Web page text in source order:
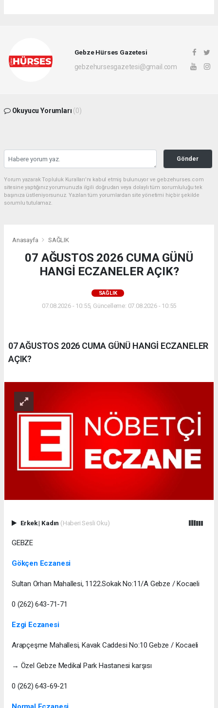
Gebze Hürses Gazetesi
gebzehursesgazetesi@gmail.com
Okuyucu Yorumları (0)
Gönder
Yorum yazarak Topluluk Kuralları’nı kabul etmiş bulunuyor ve gebzehurses.com
sitesine yaptığınız yorumunuzla ilgili doğrudan veya dolaylı tüm sorumluluğu tek
başınıza üstleniyorsunuz. Yazılan tüm yorumlardan site yönetimi hiçbir şekilde
sorumlu tutulamaz.
Anasayfa SAĞLIK
07 AĞUSTOS 2026 CUMA GÜNÜ
HANGİ ECZANELER AÇIK?
SAĞLIK
07.08.2026 - 10:55, Güncelleme: 07.08.2026 - 10:55
07 AĞUSTOS 2026 CUMA GÜNÜ HANGİ ECZANELER
AÇIK?
Erkek| Kadın (Haberi Sesli Oku)
GEBZE
Gökçen Eczanesi
Sultan Orhan Mahallesi, 1122.Sokak No:11/A Gebze / Kocaeli
0 (262) 643-71-71
Ezgi Eczanesi
Arapçeşme Mahallesi, Kavak Caddesi No:10 Gebze / Kocaeli
→ Özel Gebze Medikal Park Hastanesi karşısı
0 (262) 643-69-21